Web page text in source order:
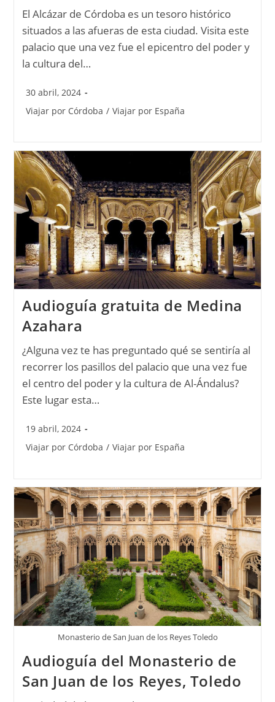
El Alcázar de Córdoba es un tesoro histórico
situados a las afueras de esta ciudad. Visita este
palacio que una vez fue el epicentro del poder y
la cultura del…
30 abril, 2024
Viajar por Córdoba / Viajar por España
Audioguía gratuita de Medina
Azahara
¿Alguna vez te has preguntado qué se sentiría al
recorrer los pasillos del palacio que una vez fue
el centro del poder y la cultura de Al-Ándalus?
Este lugar esta…
19 abril, 2024
Viajar por Córdoba / Viajar por España
Monasterio de San Juan de los Reyes Toledo
Audioguía del Monasterio de
San Juan de los Reyes, Toledo